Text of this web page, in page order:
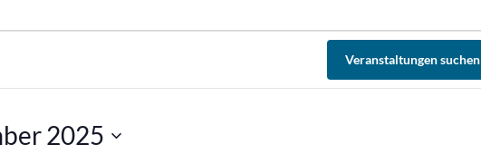
Veranstaltungen suchen
2025